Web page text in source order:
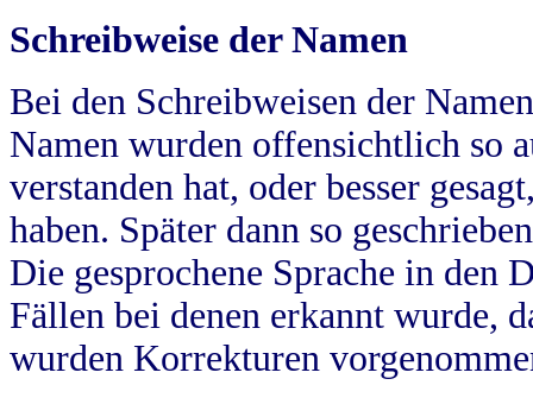
Schreibweise der Namen
Bei den Schreibweisen der
Namen wurden offensichtlich so
verstanden hat, oder besser
haben. Später dann so
Die gesprochene Sprache in
Fällen bei denen erkannt wurde,
wurden Korrekturen